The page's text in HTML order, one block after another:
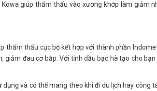
giúp thẩm thấu vào xương khớp làm giảm
thẩm thấu cục bộ kết hợp với thành phần
giảm đau cơ bắp. Với tinh dầu bạc hà tạo cho bạn
và có thể mang theo khi đi du lịch hay công